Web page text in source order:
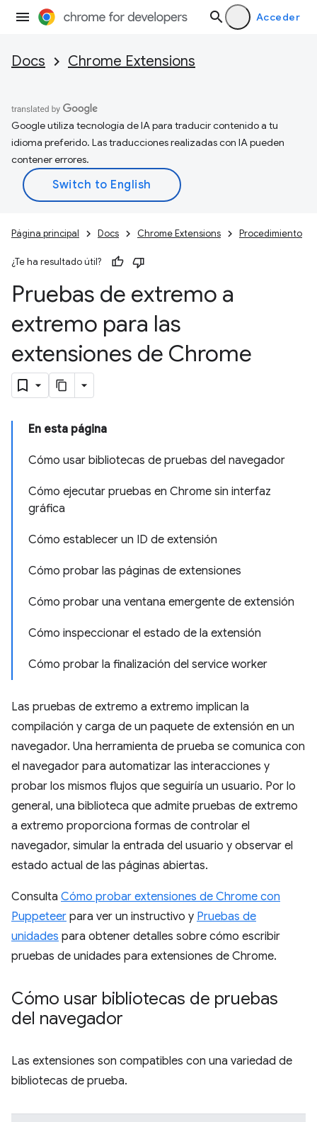
Acceder
Docs Chrome Extensions
Google utiliza tecnología de IA para traducir contenido a tu
idioma preferido. Las traducciones realizadas con IA pueden
contener errores.
Página principal Docs Chrome Extensions Procedimiento
¿Te ha resultado útil?
Pruebas de extremo a
extremo para las
extensiones de Chrome
En esta página
Cómo usar bibliotecas de pruebas del navegador
Cómo ejecutar pruebas en Chrome sin interfaz
gráfica
Cómo establecer un ID de extensión
Cómo probar las páginas de extensiones
Cómo probar una ventana emergente de extensión
Cómo inspeccionar el estado de la extensión
Cómo probar la finalización del service worker
Las pruebas de extremo a extremo implican la
compilación y carga de un paquete de extensión en un
navegador. Una herramienta de prueba se comunica con
el navegador para automatizar las interacciones y
probar los mismos flujos que seguiría un usuario. Por lo
general, una biblioteca que admite pruebas de extremo
a extremo proporciona formas de controlar el
navegador, simular la entrada del usuario y observar el
estado actual de las páginas abiertas.
Consulta Cómo probar extensiones de Chrome con
Puppeteer para ver un instructivo y Pruebas de
unidades para obtener detalles sobre cómo escribir
pruebas de unidades para extensiones de Chrome.
Cómo usar bibliotecas de pruebas
del navegador
Las extensiones son compatibles con una variedad de
bibliotecas de prueba.